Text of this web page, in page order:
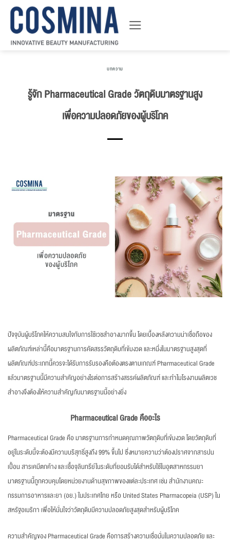
บทความ
รู้จัก Pharmaceutical Grade วัตถุดิบมาตรฐานสูง
เพื่อความปลอดภัยของผู้บริโภค
ปัจจุบันผู้บริโภคให้ความสนใจกับการใช้เวชสำอางมากขึ้น โดยเบื้องหลังความน่าเชื่อถือของ
ผลิตภัณฑ์เหล่านี้คือมาตรฐานการคัดสรรวัตถุดิบที่เข้มงวด และหนึ่งในมาตรฐานสูงสุดที่
ผลิตภัณฑ์ประเภทนี้ควรจะได้รับการรับรองคือต้องตรงตามเกณฑ์ Pharmaceutical Grade
แล้วมาตรฐานนี้มีความสำคัญอย่างไรต่อการสร้างสรรค์ผลิตภัณฑ์ และทำไมโรงงานผลิตเวช
สำอางจึงต้องให้ความสำคัญกับมาตรฐานนี้อย่างยิ่ง
Pharmaceutical Grade คืออะไร
Pharmaceutical Grade คือ มาตรฐานการกำหนดคุณภาพวัตถุดิบที่เข้มงวด โดยวัตถุดิบที่
อยู่ในระดับนี้จะต้องมีความบริสุทธิ์สูงถึง 99% ขึ้นไป ซึ่งหมายความว่าต้องปราศจากสารปน
เปื้อน สารเคมีตกค้าง และเชื้อจุลินทรีย์ในระดับที่ยอมรับได้สำหรับใช้ในอุตสาหกรรมยา
มาตรฐานนี้ถูกควบคุมโดยหน่วยงานด้านสุขภาพของแต่ละประเทศ เช่น สำนักงานคณะ
กรรมการอาหารและยา (อย.) ในประเทศไทย หรือ United States Pharmacopeia (USP) ใน
สหรัฐอเมริกา เพื่อให้มั่นใจว่าวัตถุดิบมีความปลอดภัยสูงสุดสำหรับผู้บริโภค
ความสำคัญของ Pharmaceutical Grade คือการสร้างความเชื่อมั่นในความปลอดภัย และ